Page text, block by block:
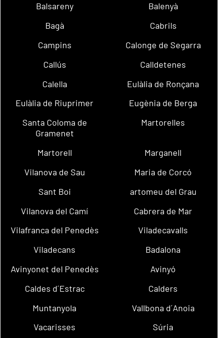
Balsareny
Balenyà
Bagà
Cabrils
Campins
Calonge de Segarra
Callús
Calldetenes
Calella
Eulàlia de Ronçana
Eulàlia de Riuprimer
Eugènia de Berga
Santa Coloma de
Gramenet
Martorelles
Martorell
Marganell
Vilanova de Sau
Maria de Corcó
Sant Boi
artomeu del Grau
Vilanova del Camí
Cabrera de Mar
Vilafranca del Penedès
Viladecavalls
Viladecans
Badalona
Avinyonet del Penedès
Avinyó
Caldes d´Estrac
Calders
Muntanyola
Vallbona d´Anoia
Vacarisses
Súria